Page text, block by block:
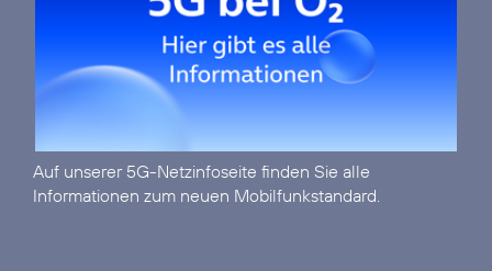
Auf unserer 5G-Netzinfoseite finden Sie alle
Informationen zum neuen Mobilfunkstandard.